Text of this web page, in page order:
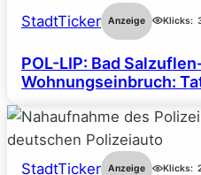
StadtTicker Anzeige Klicks:
POL-LIP: Bad
Wohnungseinbruch:
StadtTicker Anzeige Klicks: